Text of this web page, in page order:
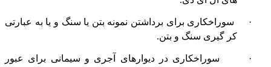
·
سوراخکاری برای برداشتن نمونه بتن یا سنگ و یا به عبارتی
کر گیری سنگ و بتن.
·
سوراخکاری در دیوارهای آجری و سیمانی برای عبور